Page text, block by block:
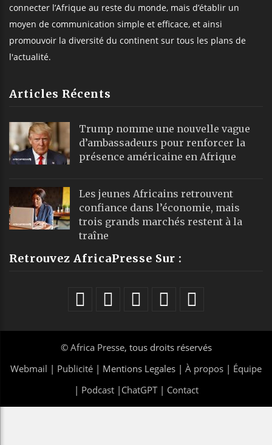
connecter l’Afrique au reste du monde, mais d’établir un
moyen de communication simple et efficace, et ainsi
promouvoir la diversité du continent sur tous les plans de
l'actualité.
Articles Récents
Trump nomme une nouvelle vague
d’ambassadeurs pour renforcer la
présence américaine en Afrique
Les jeunes Africains retrouvent
confiance dans l’économie, mais
trois grands marchés restent à la
traîne
Retrouvez AfricaPresse Sur :
© Africa Presse, tous droits réservés
Webmail | Publicité | Mentions Legales | À propos | Équipe
| Podcast| ChatGPT| Contact